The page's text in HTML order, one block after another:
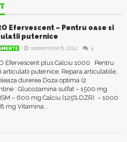
Efervescent – Pentru oase si
puternice
septembrie 6, 2012 4
Efervescent plus Calciu 1000 Pentru
articulatii puternice, Repara articulatiile,
durerea Doza optima (2
: Glucozamina sulfat – 1500 mg
– 600 mg Calciu (125% DZR) – 1000
mg Vitamina...